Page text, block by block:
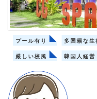
プール有り 多国籍な生
厳しい校風 韓国人経営